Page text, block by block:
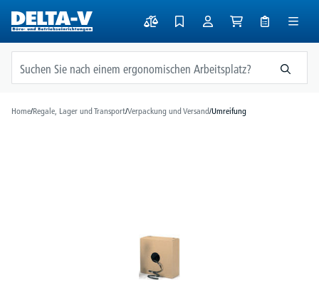
springen
Home/Regale, Lager und Transport/Verpackung und Versand/Umreifung